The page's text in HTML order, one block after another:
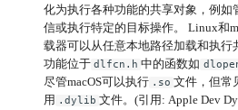
化为执行各种功能的共享对象，例如
信或执行特定的目标操作。 Linux和
载器可以从任意本地路径加载和执行
功能位于 dlfcn.h 中的函数如
尽管macOS可以执行 .so 文件，但常
用 .dylib 文件。(引用: Apple Dev